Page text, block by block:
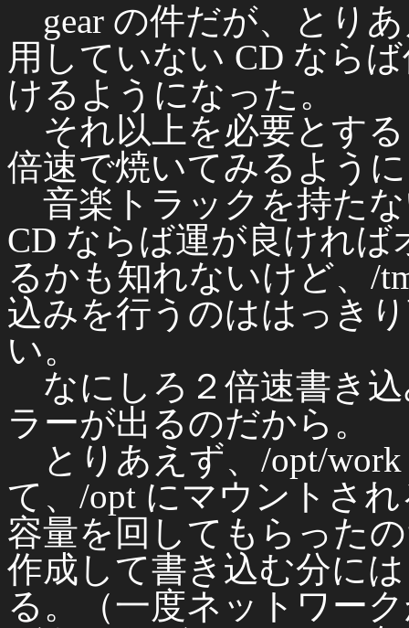
gear の件だが、とり
用していない CD なら
けるようになった。
それ以上を必要とす
倍速で焼いてみるよう
音楽トラックを持たな
CD ならば運が良けれ
るかも知れないけど、/
込みを行うのははっき
い。
なにしろ２倍速書き込
ラーが出るのだから。
とりあえず、/opt/
て、/opt にマウントさ
容量を回してもらった
作成して書き込む分に
る。（一度ネットワー